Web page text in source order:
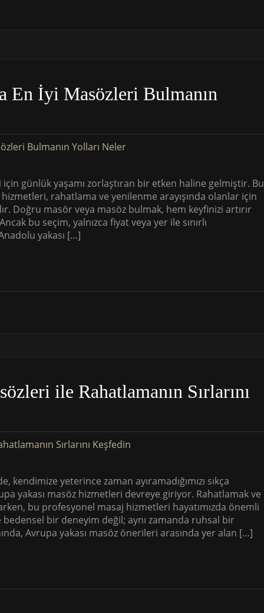
En İyi Masözleri Bulmanın
için günlük yaşamı zorlaştıran bir etken haline gelmiştir. Bu
rahatlama ve yenilenme arayışında olanlar için
Doğru masör veya masöz bulmak, hem keyfinizi artırır
bu seçim, yalnızca fiyat veya yer ile sınırlı
yakası […]
ile Rahatlamanın Sırlarını
kendimize yeterince zaman ayıramadığımızı sıkça
yakası masöz hizmetleri devreye giriyor. Rahatlamak ve
bu profesyonel masaj hizmetleri hayatımızda önemli
bedensel bir deneyim değil; aynı zamanda ruhsal bir
Avrupa yakası masöz önerileri arasında yer alan […]